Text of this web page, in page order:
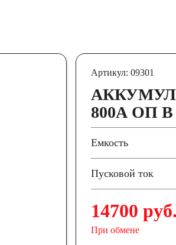
Артикул: 09301
800А ОП
Емкость
Пусковой ток
14700 руб.
При обмене